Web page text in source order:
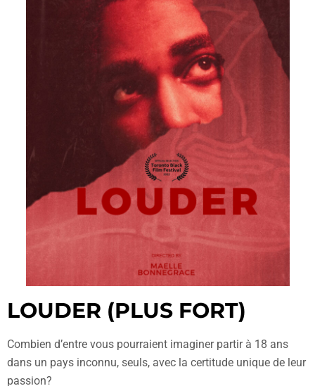
LOUDER (PLUS FORT)
Combien d’entre vous pourraient imaginer partir à 18 ans
dans un pays inconnu, seuls, avec la certitude unique de leur
passion?